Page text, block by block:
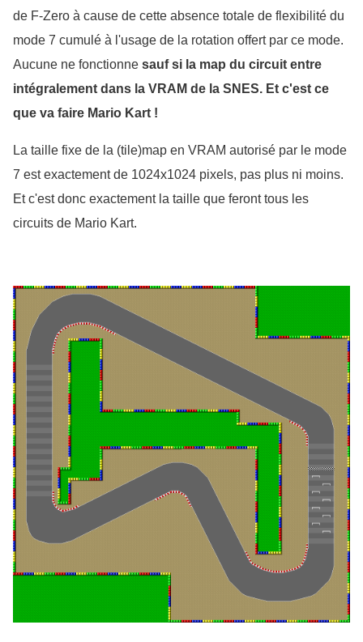
de F-Zero à cause de cette absence totale de flexibilité du
mode 7 cumulé à l'usage de la rotation offert par ce mode.
Aucune ne fonctionne sauf si la map du circuit entre
intégralement dans la VRAM de la SNES. Et c'est ce
que va faire Mario Kart !
La taille fixe de la (tile)map en VRAM autorisé par le mode
7 est exactement de 1024x1024 pixels, pas plus ni moins.
Et c'est donc exactement la taille que feront tous les
circuits de Mario Kart.